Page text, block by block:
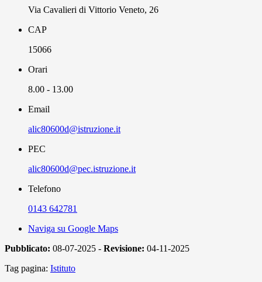
Via Cavalieri di Vittorio Veneto, 26
CAP
15066
Orari
8.00 - 13.00
Email
alic80600d@istruzione.it
PEC
alic80600d@pec.istruzione.it
Telefono
0143 642781
Naviga su Google Maps
Pubblicato: 08-07-2025 - Revisione: 04-11-2025
Tag pagina: Istituto